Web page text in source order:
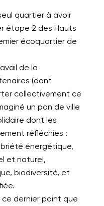
quartier à avoir
étape 2 des Hauts
écoquartier de
de la
(dont
collectivement ce
un pan de ville
dont les
réfléchies :
énergétique,
et naturel,
biodiversité, et
dernier point que